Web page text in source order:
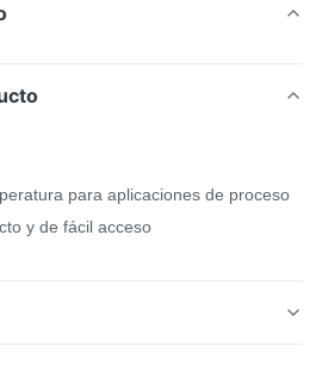
para aplicaciones de proceso
y de fácil acceso